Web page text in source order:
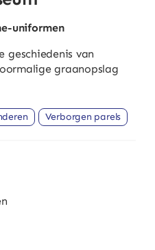
uniformen
geschiedenis van
graanopslag
Verborgen parels